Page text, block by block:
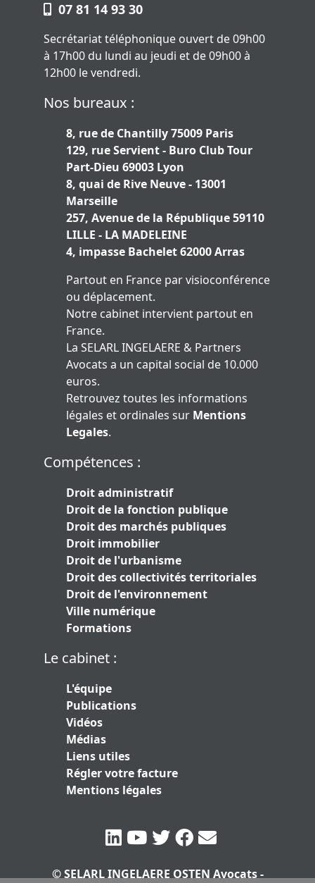
07 81 14 93 30
Secrétariat téléphonique ouvert de 09h00
à 17h00 du lundi au jeudi et de 09h00 à
12h00 le vendredi.
Nos bureaux :
8, rue de Chantilly 75009 Paris
129, rue Servient - Buro Club Tour
Part-Dieu 69003 Lyon
8, quai de Rive Neuve - 13001
Marseille
257, Avenue de la République 59110
LILLE - LA MADELEINE
4, impasse Bachelet 62000 Arras
Partout en France par visioconférence
ou déplacement.
Notre cabinet intervient partout en
France.
La SELARL INGELAERE & Partners
Avocats a un capital social de 10.000
euros.
Retrouvez toutes les informations
légales et ordinales sur Mentions
Legales.
Compétences :
Droit administratif
Droit de la fonction publique
Droit des marchés publiques
Droit immobilier
Droit de l'urbanisme
Droit des collectivités territoriales
Droit de l'environnement
Ville numérique
Formations
Le cabinet :
L'équipe
Publications
Vidéos
Médias
Liens utiles
Régler votre facture
Mentions légales
© SELARL INGELAERE OSTEN Avocats -